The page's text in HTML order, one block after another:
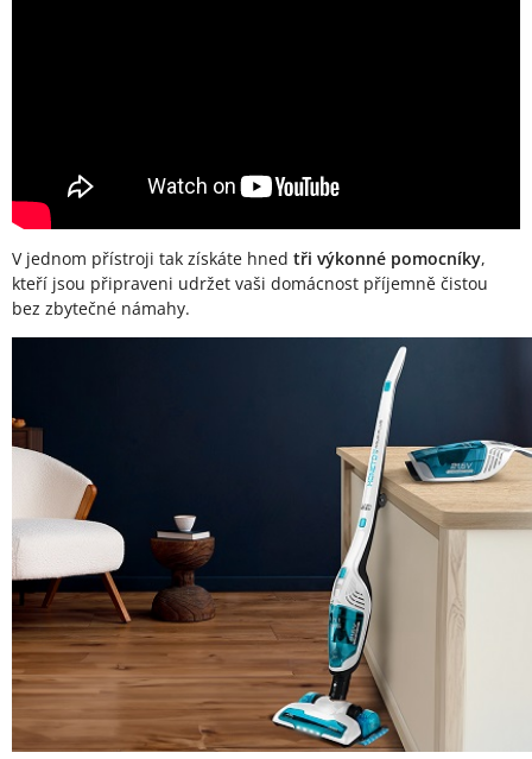
V jednom přístroji tak získáte hned tři výkonné pomocníky,
kteří jsou připraveni udržet vaši domácnost příjemně čistou
bez zbytečné námahy.